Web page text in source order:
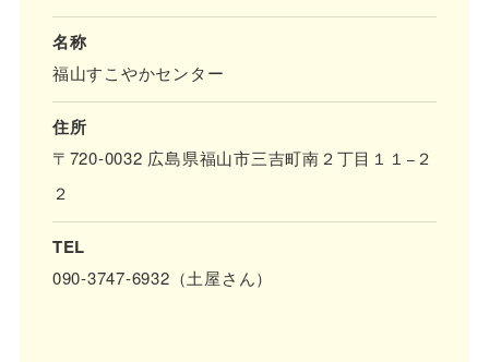
名称
福山すこやかセンター
住所
〒720-0032 広島県福山市三吉町南２丁目１１−２
２
TEL
090-3747-6932（土屋さん）